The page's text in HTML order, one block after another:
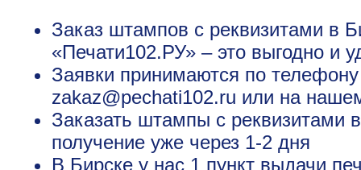
Заказ штампов с реквизитами в
«Печати102.РУ» – это выгодно и
Заявки принимаются по
zakaz@pechati102.ru или на
Заказать штампы с реквизитами
получение уже через 1-2 дня
В Бирске у нас 1 пункт выдачи